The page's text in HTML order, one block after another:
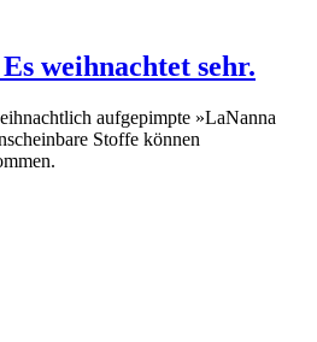
weihnachtet sehr.
aufgepimpte »LaNanna
Stoffe können